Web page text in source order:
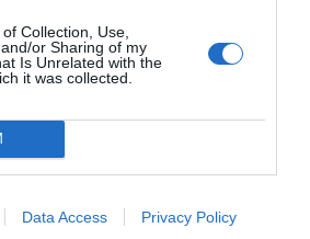
Collection, Use,
or Sharing of my
Is Unrelated with the
it was collected.
Data Access Privacy Policy
a Renfe, però eficaç i sense
sindicalistes), per la seva
de l'operació dels trens. SNCF
de l'oferta definida per les
convenis signats amb
de l'obertura a la